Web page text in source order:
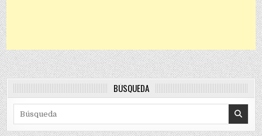
BÚSQUEDA
Search for: